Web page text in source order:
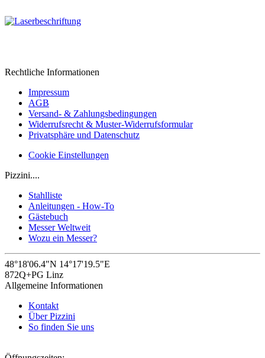
Rechtliche Informationen
Impressum
AGB
Versand- & Zahlungsbedingungen
Widerrufsrecht & Muster-Widerrufsformular
Privatsphäre und Datenschutz
Cookie Einstellungen
Pizzini....
Stahlliste
Anleitungen - How-To
Gästebuch
Messer Weltweit
Wozu ein Messer?
48°18'06.4"N 14°17'19.5"E
872Q+PG Linz
Allgemeine Informationen
Kontakt
Über Pizzini
So finden Sie uns